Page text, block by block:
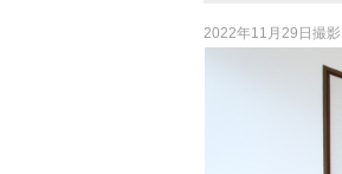
2022年11月29日撮